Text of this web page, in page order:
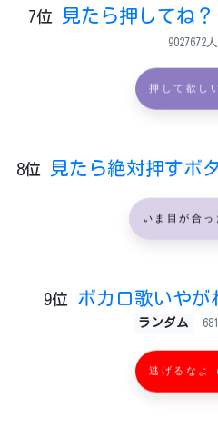
7位 見たら押してね
9027672
押して欲し
8位 見たら絶対押すボ
いま目が合っ
9位 ボカロ歌いやが
ランダム
逃げるなよ